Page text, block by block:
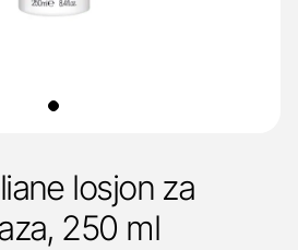
losjon za
250 ml